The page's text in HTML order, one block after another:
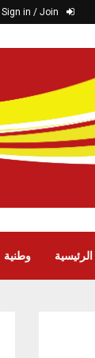
الرئيسية وطنية